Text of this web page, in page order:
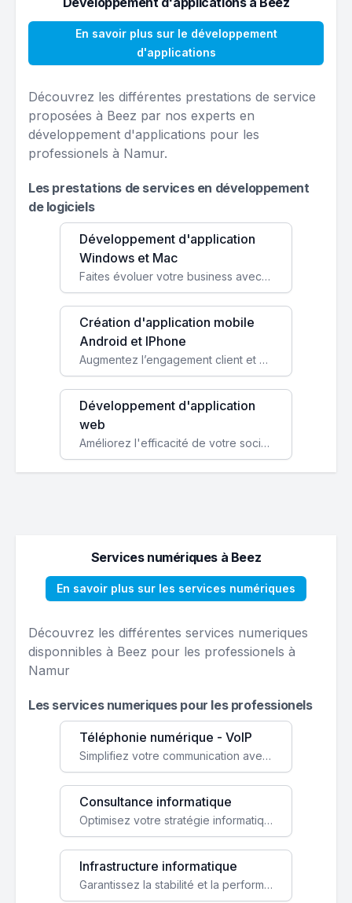
En savoir plus sur le développement
d'applications
Découvrez les différentes prestations de service
proposées à Beez par nos experts en
développement d'applications pour les
professionels à Namur.
Les prestations de services en développement
de logiciels
Développement d'application
Windows et Mac
Faites évoluer votre business avec des solutions logicielles personnalisées, parfaitement adaptées à vos besoins spécifiques.
Création d'application mobile
Android et IPhone
Augmentez l’engagement client et simplifiez vos processus avec une application mobile sur mesure, disponible sur iOS et Android.
Développement d'application
web
Améliorez l'efficacité de votre société avec une application web personnalisée accessible partout et tout le temps.
Services numériques à Beez
En savoir plus sur les services numériques
Découvrez les différentes services numeriques
disponnibles à Beez pour les professionels à
Namur
Les services numeriques pour les professionels
Téléphonie numérique - VoIP
Simplifiez votre communication avec une solution VoIP flexible, économique et adaptée à vos besoins professionnels.
Consultance informatique
Optimisez votre stratégie informatique avec l'expertise de nos consultants pour améliorer votre efficacité et sécurité.
Infrastructure informatique
Garantissez la stabilité et la performance de votre entreprise avec une infrastructure IT sécurisée et évolutive.